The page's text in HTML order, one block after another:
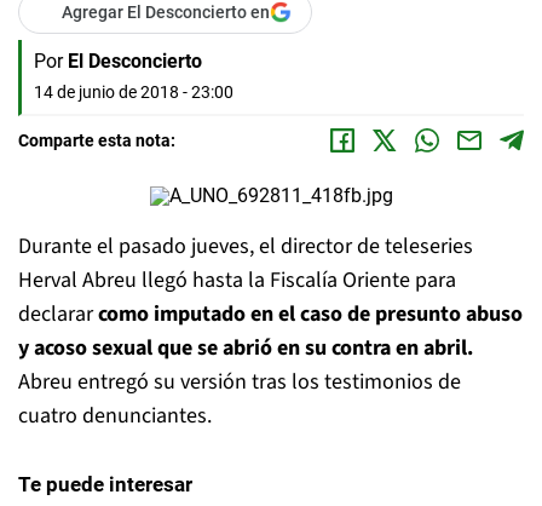
Agregar El Desconcierto en
Por El Desconcierto
14 de junio de 2018 - 23:00
Comparte esta nota:
Durante el pasado jueves, el director de teleseries
Herval Abreu llegó hasta la Fiscalía Oriente para
declararcomo imputado en el caso de presunto abuso
y acoso sexual que se abrió en su contra en abril.
Abreu entregó su versión tras los testimonios de
cuatro denunciantes.
Te puede interesar